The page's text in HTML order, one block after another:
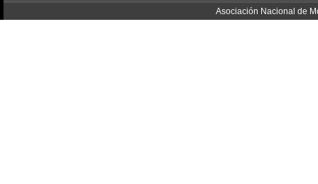
Asociación Nacional de